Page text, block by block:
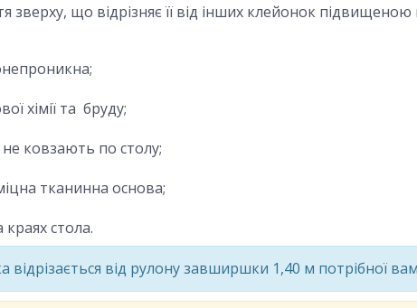
зверху, що відрізняє її від інших клейонок
хімії та бруду;
ковзають по столу;
тканинна основа;
стола.
відрізається від рулону завширшки 1,40 м потрібної